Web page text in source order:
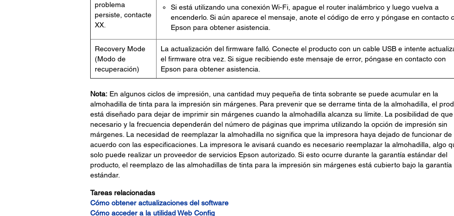
problema
persiste, contacte
XX.
Si está utilizando una conexión Wi-Fi, apague el router inalámbrico y luego vuelva a
encenderlo. Si aún aparece el mensaje, anote el código de erro y póngase en contacto
Epson para obtener asistencia.
Recovery Mode
(Modo de
recuperación)
La actualización del firmware falló. Conecte el producto con un cable USB e intente
el firmware otra vez. Si sigue recibiendo este mensaje de error, póngase en contacto con
Epson para obtener asistencia.
Nota:En algunos ciclos de impresión, una cantidad muy pequeña de tinta sobrante se puede acumular en la
almohadilla de tinta para la impresión sin márgenes. Para prevenir que se derrame tinta de la almohadilla, el
está diseñado para dejar de imprimir sin márgenes cuando la almohadilla alcanza su límite. La posibilidad de que
necesario y la frecuencia dependerán del número de páginas que imprima utilizando la opción de impresión sin
márgenes. La necesidad de reemplazar la almohadilla no significa que la impresora haya dejado de funcionar de
acuerdo con las especificaciones. La impresora le avisará cuando es necesario reemplazar la almohadilla, algo
solo puede realizar un proveedor de servicios Epson autorizado. Si esto ocurre durante la garantía estándar del
producto, el reemplazo de las almohadillas de tinta para la impresión sin márgenes está cubierto bajo la garantía
estándar.
Tareas relacionadas
Cómo obtener actualizaciones del software
Cómo acceder a la utilidad Web Config